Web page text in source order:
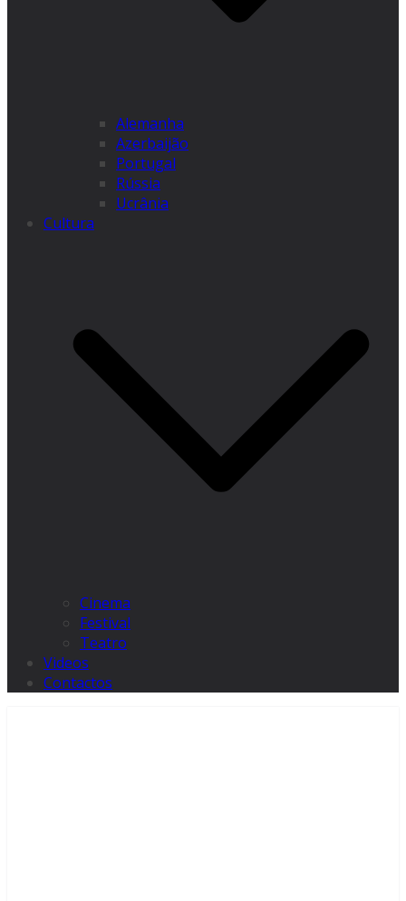
Alemanha
Azerbaijão
Portugal
Rússia
Ucrânia
Cultura
Cinema
Festival
Teatro
Videos
Contactos